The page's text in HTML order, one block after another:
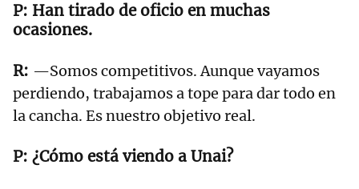
Han tirado de oficio en muchas
ocasiones.
—Somos competitivos. Aunque vayamos
perdiendo, trabajamos a tope para dar todo en
la cancha. Es nuestro objetivo real.
¿Cómo está viendo a Unai?